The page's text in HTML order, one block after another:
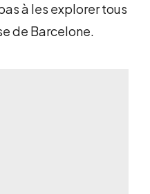
à les explorer tous
de Barcelone.